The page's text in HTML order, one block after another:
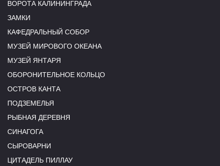
ВОРОТА КАЛИНИНГРАДА
ЗАМКИ
КАФЕДРАЛЬНЫЙ СОБОР
МУЗЕЙ МИРОВОГО ОКЕАНА
МУЗЕЙ ЯНТАРЯ
ОБОРОНИТЕЛЬНОЕ КОЛЬЦО
ОСТРОВ КАНТА
ПОДЗЕМЕЛЬЯ
РЫБНАЯ ДЕРЕВНЯ
СИНАГОГА
СЫРОВАРНИ
ЦИТАДЕЛЬ ПИЛЛАУ